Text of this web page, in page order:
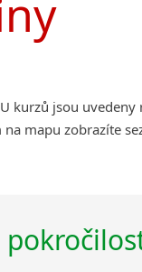
kurzů jsou uvedeny
mapu zobrazíte